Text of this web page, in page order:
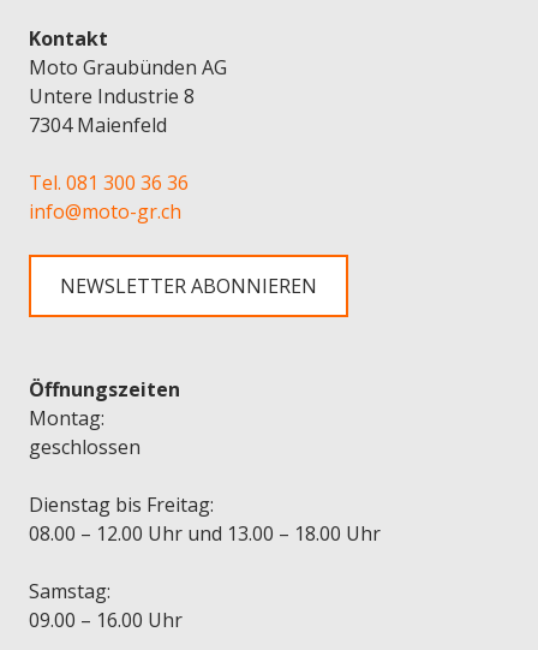
Kontakt
Moto Graubünden AG
Untere Industrie 8
7304 Maienfeld
Tel. 081 300 36 36
info@moto-gr.ch
NEWSLETTER ABONNIEREN
Öffnungszeiten
Montag:
geschlossen
Dienstag bis Freitag:
08.00 – 12.00 Uhr und 13.00 – 18.00 Uhr
Samstag:
09.00 – 16.00 Uhr